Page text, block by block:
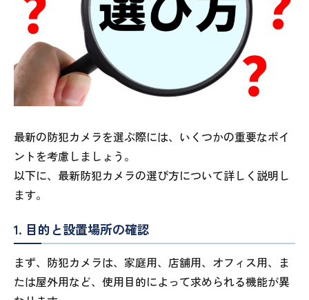
最新の防犯カメラを選ぶ際には、いくつかの重要なポイ
ントを考慮しましょう。
以下に、最新防犯カメラの選び方について詳しく説明し
ます。
1. 目的と設置場所の確認
まず、防犯カメラは、家庭用、店舗用、オフィス用、ま
たは屋外用など、使用目的によって求められる機能が異